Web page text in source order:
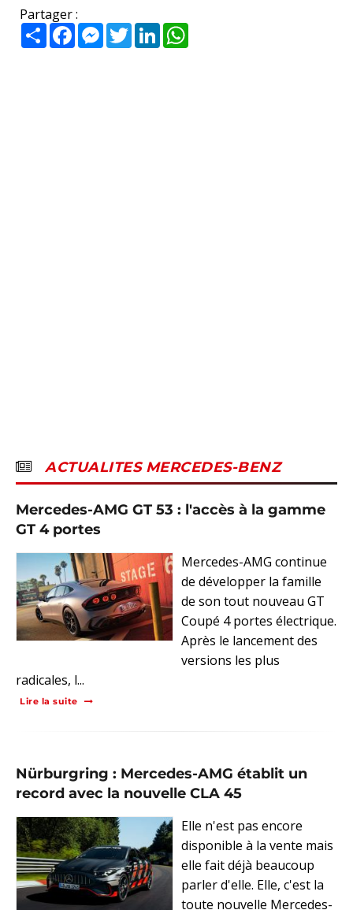
Partager :
PartagerFacebookMessenger
TwitterLinkedIn
ACTUALITES MERCEDES-BENZ
Mercedes-AMG GT 53 : l'accès à la gamme
GT 4 portes
Mercedes-AMG continue
de développer la famille
de son tout nouveau GT
Coupé 4 portes électrique.
Après le lancement des
versions les plus
radicales, l...
Lire la suite
Nürburgring : Mercedes-AMG établit un
record avec la nouvelle CLA 45
Elle n'est pas encore
disponible à la vente mais
elle fait déjà beaucoup
parler d'elle. Elle, c'est la
toute nouvelle Mercedes-